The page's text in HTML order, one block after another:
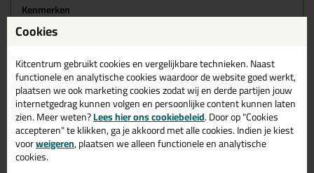
Kenmerken
Vodoet aan de vochtbelastingsklassen A0 en B0 na ZDB
en abP A, B en C
W6 conform ÖNORM B 3407
Franse VOC-emissie klasse A+
EMICODE® EC 1 Plus - zeer emissiearm
Tips & tricks voor OTTOFLEX
Wandafdichting Manchet
In de volgende blogs wordt dit product gebruikt:
Cookies
Kitcentrum gebruikt cookies en vergelijkbare technieken. Naast
functionele en analytische cookies waardoor de website goed werkt,
plaatsen we ook marketing cookies zodat wij en derde partijen jouw
internetgedrag kunnen volgen en persoonlijke content kunnen laten
zien. Meer weten?Lees hier ons cookiebeleid. Door op "Cookies
accepteren" te klikken, ga je akkoord met alle cookies. Indien je kiest
voorweigeren, plaatsen we alleen functionele en analytische
cookies.